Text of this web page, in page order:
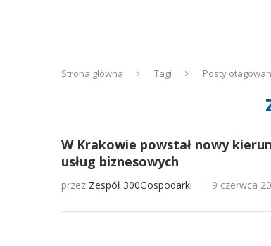
Strona główna Tagi Posty
W Krakowie powstał nowy
usług biznesowych
przez Zespół 300Gospodarki 9 czerwca